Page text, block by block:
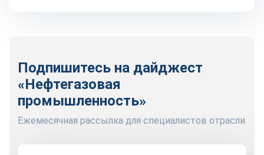
Подпишитесь на дайджест
«Нефтегазовая
промышленность»
Ежемесячная рассылка для специалистов отрасли